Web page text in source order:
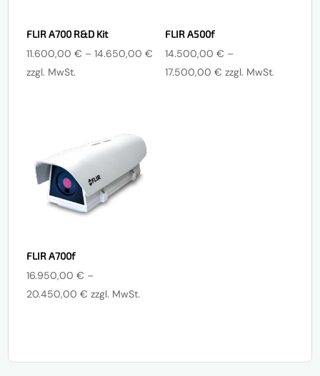
FLIR A700 R&D Kit
11.600,00€ –14.650,00€ Preisspanne:
11.600,00 €
zzgl. MwSt.
FLIR A500f
14.500,00€ –
17.500,00€ Preisspanne:
zzgl. MwSt.
FLIR A700f
16.950,00€ –
20.450,00€ Preisspanne:
zzgl. MwSt.